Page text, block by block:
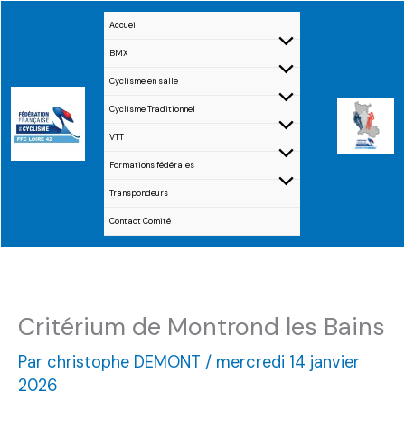
Accueil
BMX
Cyclisme en salle
Cyclisme Traditionnel
VTT
Formations fédérales
Transpondeurs
Contact Comité
Critérium de Montrond les Bains
Par christophe DEMONT / mercredi 14 janvier
2026